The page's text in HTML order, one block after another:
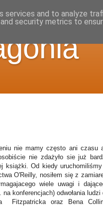
nie mamy często ani czasu
nie zdażyło sie już
książki. Od kiedy
O'Reilly, nosiłem się z
wiele uwagi i
konferencjach) odwołania ludzi
Fitzpatricka oraz Bena
and to analyze
security metrics to